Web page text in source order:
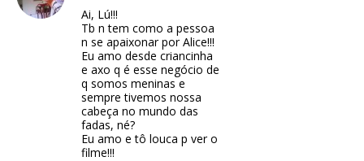
Ai, Lú!!!
Tb n tem como a pessoa
n se apaixonar por Alice!!!
Eu amo desde criancinha
e axo q é esse negócio de
q somos meninas e
sempre tivemos nossa
cabeça no mundo das
fadas, né?
Eu amo e tô louca p ver o
filme!!!